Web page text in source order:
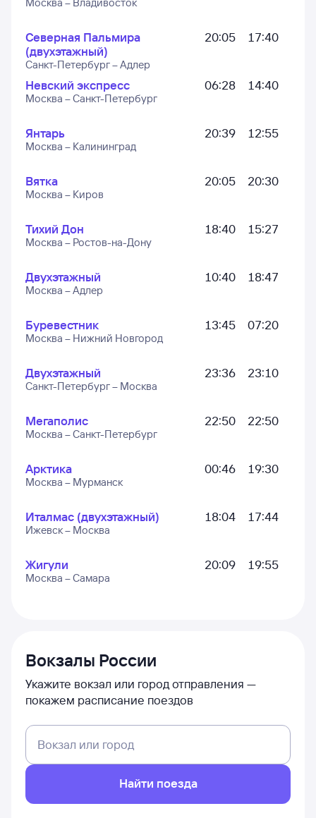
Северная Пальмира
(двухэтажный)
Санкт-Петербург – Адлер
20:05 17:40
Невский экспресс
Москва – Санкт-Петербург
06:28 14:40
Янтарь
Москва – Калининград
20:39 12:55
Вятка
Москва – Киров
20:05 20:30
Тихий Дон
Москва – Ростов-на-Дону
18:40 15:27
Двухэтажный
Москва – Адлер
10:40 18:47
Буревестник
Москва – Нижний Новгород
13:45 07:20
Двухэтажный
Санкт-Петербург – Москва
23:36 23:10
Мегаполис
Москва – Санкт-Петербург
22:50 22:50
Арктика
Москва – Мурманск
00:46 19:30
Италмас (двухэтажный)
Ижевск – Москва
18:04 17:44
Жигули
Москва – Самара
20:09 19:55
Вокзалы России
Укажите вокзал или город отправления —
покажем расписание поездов
Вокзал или город
Найти поезда